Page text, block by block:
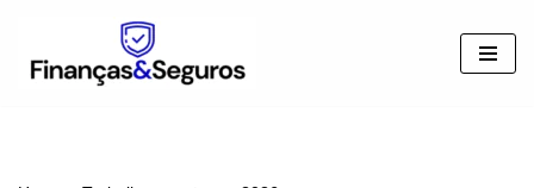
Pular